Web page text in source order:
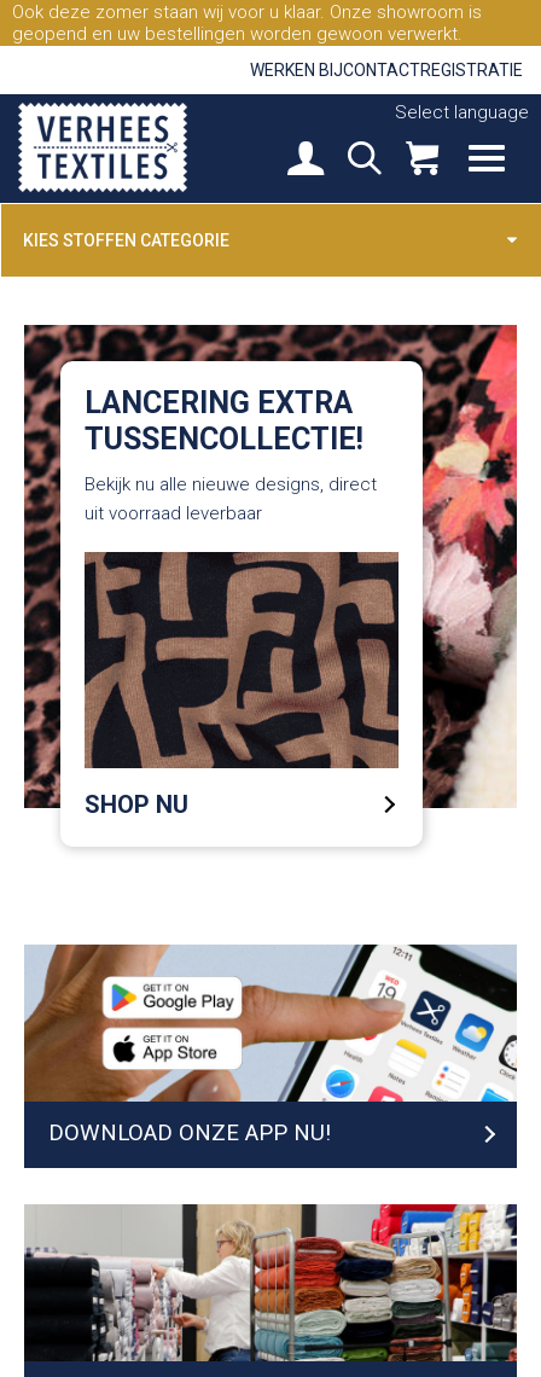
Ook deze zomer staan wij voor u klaar. Onze showroom is
geopend en uw bestellingen worden gewoon verwerkt.
WERKEN BIJCONTACTREGISTRATIE
Select language
KIES STOFFEN CATEGORIE
LANCERING EXTRA
TUSSENCOLLECTIE!
Bekijk nu alle nieuwe designs, direct
uit voorraad leverbaar
SHOP NU
DOWNLOAD ONZE APP NU!